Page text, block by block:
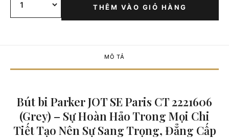
THÊM VÀO GIỎ HÀNG
MÔ TẢ
Bút bi Parker JOT SE Paris CT 2221606
(Grey) – Sự Hoàn Hảo Trong Mọi Chi
Tiết Tạo Nên Sự Sang Trọng, Đẳng Cấp